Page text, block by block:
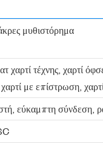
μυθιστόρημα
χαρτί τέχνης, χαρτί
με επίστρωση,
εύκαμπτη σύνδεση,